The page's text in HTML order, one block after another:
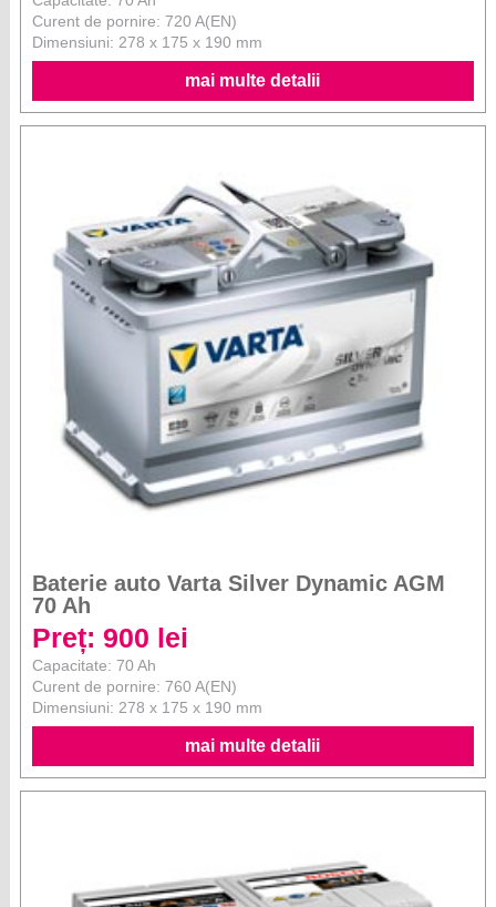
Curent de pornire: 720 A(EN)
Dimensiuni: 278 x 175 x 190 mm
mai multe detalii
Baterie auto Varta Silver Dynamic AGM
70 Ah
Preț: 900 lei
Capacitate: 70 Ah
Curent de pornire: 760 A(EN)
Dimensiuni: 278 x 175 x 190 mm
mai multe detalii